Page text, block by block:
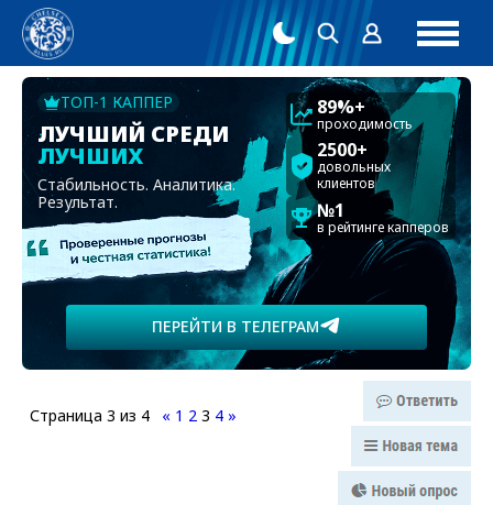
ТОП-1 КАППЕР
ЛУЧШИЙ СРЕДИ
ЛУЧШИХ
Стабильность. Аналитика.
Результат.
89%+
проходимость
2500+
довольных
клиентов
№1
в рейтинге капперов
ПЕРЕЙТИ В ТЕЛЕГРАМ
Страница 3 из 4 « 1 2 3 4 »